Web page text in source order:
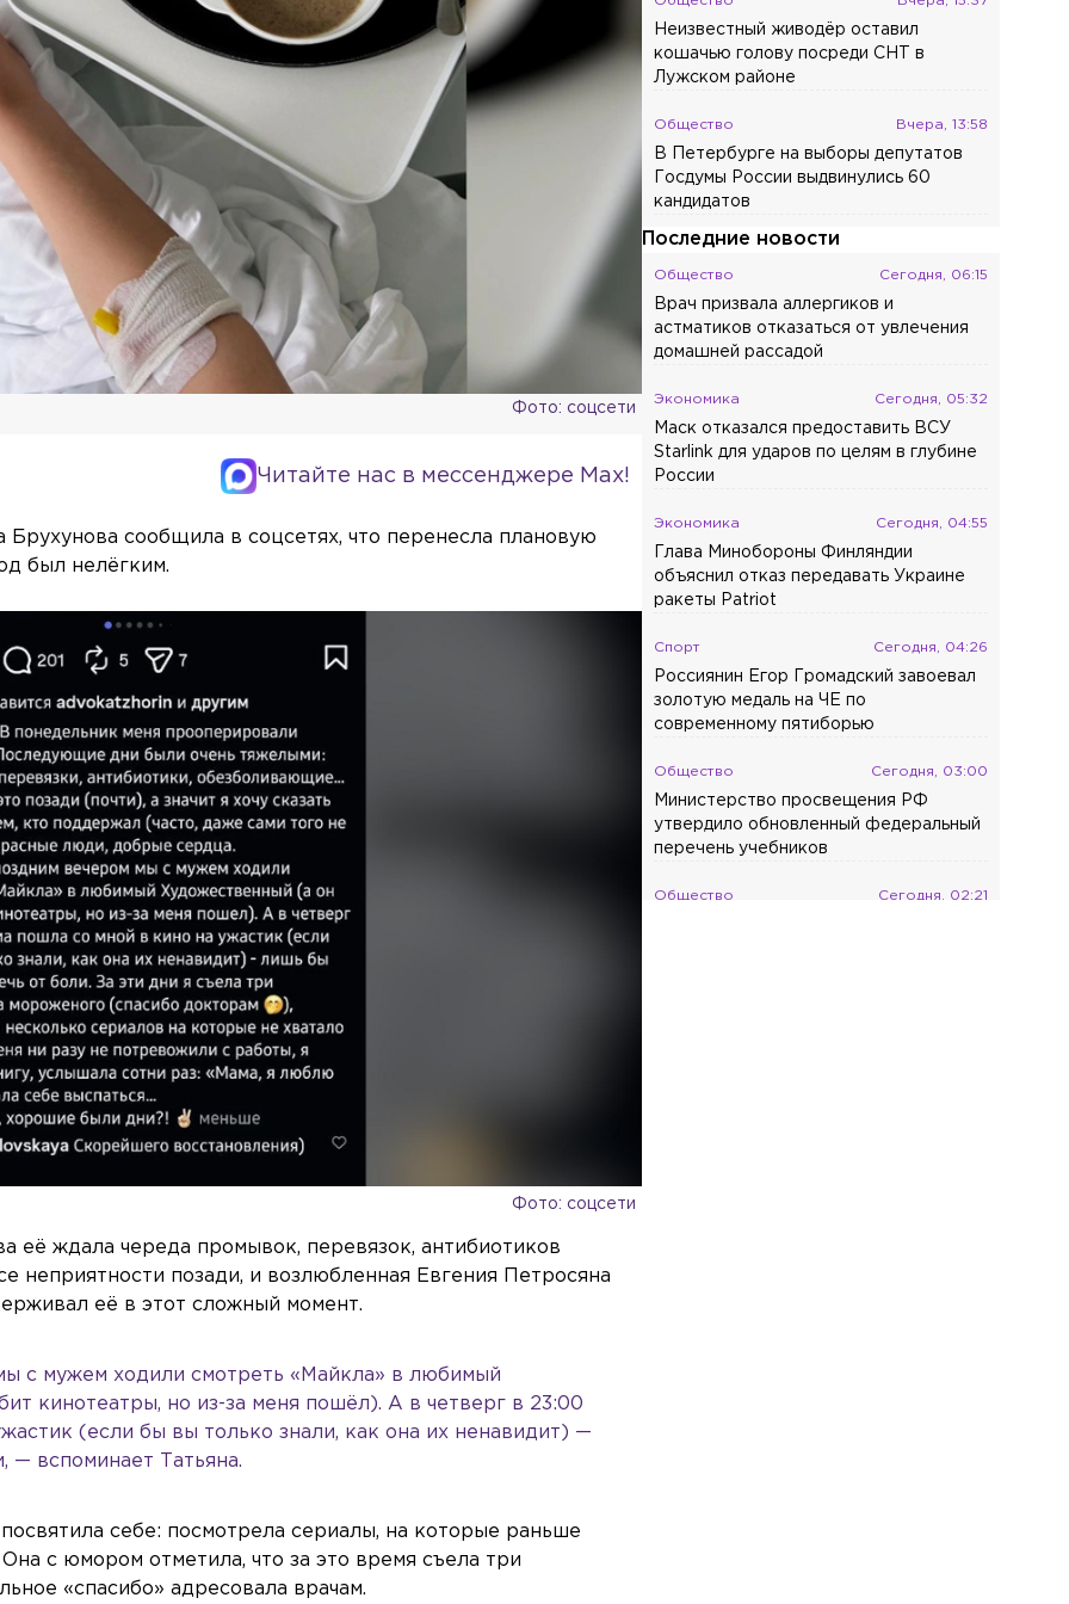
Фото: соцсети
Читайте нас в мессенджере Max!
сообщила в соцсетях, что перенесла плановую
был нелёгким.
Фото: соцсети
её ждала череда промывок, перевязок, антибиотиков
неприятности позади, и возлюбленная Евгения Петросяна
её в этот сложный момент.
с мужем ходили смотреть «Майкла» в любимый
кинотеатры, но из-за меня пошёл). А в четверг в 23:00
(если бы вы только знали, как она их ненавидит) —
— вспоминает Татьяна.
себе: посмотрела сериалы, на которые раньше
с юмором отметила, что за это время съела три
«спасибо» адресовала врачам.
Неизвестный живодёр оставил
кошачью голову посреди СНТ в
Лужском районе
Общество Вчера, 13:58
В Петербурге на выборы депутатов
Госдумы России выдвинулись 60
кандидатов
Последние новости
Общество Сегодня, 06:15
Врач призвала аллергиков и
астматиков отказаться от увлечения
домашней рассадой
Экономика Сегодня, 05:32
Маск отказался предоставить ВСУ
Starlink для ударов по целям в глубине
России
Экономика Сегодня, 04:55
Глава Минобороны Финляндии
объяснил отказ передавать Украине
ракеты Patriot
Спорт Сегодня, 04:26
Россиянин Егор Громадский завоевал
золотую медаль на ЧЕ по
современному пятиборью
Общество Сегодня, 03:00
Министерство просвещения РФ
утвердило обновленный федеральный
перечень учебников
Общество Сегодня, 02:21